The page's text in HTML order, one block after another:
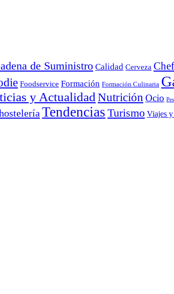
de Suministro Calidad Cerveza Chef
Foodservice Formación Formación Culinaria
y Actualidad Nutrición Ocio
Tendencias Turismo Viajes y